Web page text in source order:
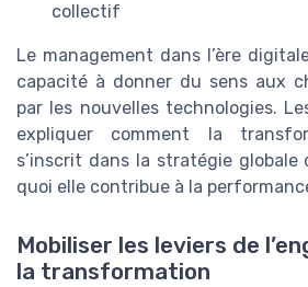
collectif
Le management dans l’ère
capacité à donner du sens aux
par les nouvelles technologies.
expliquer comment la
s’inscrit dans la stratégie globale
quoi elle contribue à la
Mobiliser les leviers de
la transformation